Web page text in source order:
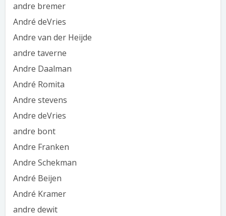
andre bremer
André deVries
Andre van der Heijde
andre taverne
Andre Daalman
André Romita
Andre stevens
Andre deVries
andre bont
Andre Franken
Andre Schekman
André Beijen
André Kramer
andre dewit